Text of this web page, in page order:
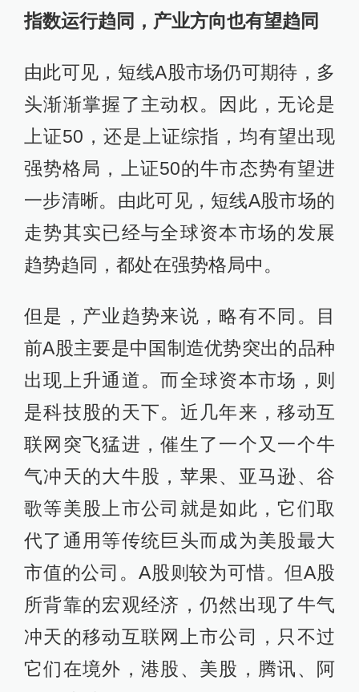
指数运行趋同，产业方向也有望趋同
由此可见，短线A股市场仍可期待，多
头渐渐掌握了主动权。因此，无论是
上证50，还是上证综指，均有望出现
强势格局，上证50的牛市态势有望进
一步清晰。由此可见，短线A股市场的
走势其实已经与全球资本市场的发展
趋势趋同，都处在强势格局中。
但是，产业趋势来说，略有不同。目
前A股主要是中国制造优势突出的品种
出现上升通道。而全球资本市场，则
是科技股的天下。近几年来，移动互
联网突飞猛进，催生了一个又一个牛
气冲天的大牛股，苹果、亚马逊、谷
歌等美股上市公司就是如此，它们取
代了通用等传统巨头而成为美股最大
市值的公司。A股则较为可惜。但A股
所背靠的宏观经济，仍然出现了牛气
冲天的移动互联网上市公司，只不过
它们在境外，港股、美股，腾讯、阿